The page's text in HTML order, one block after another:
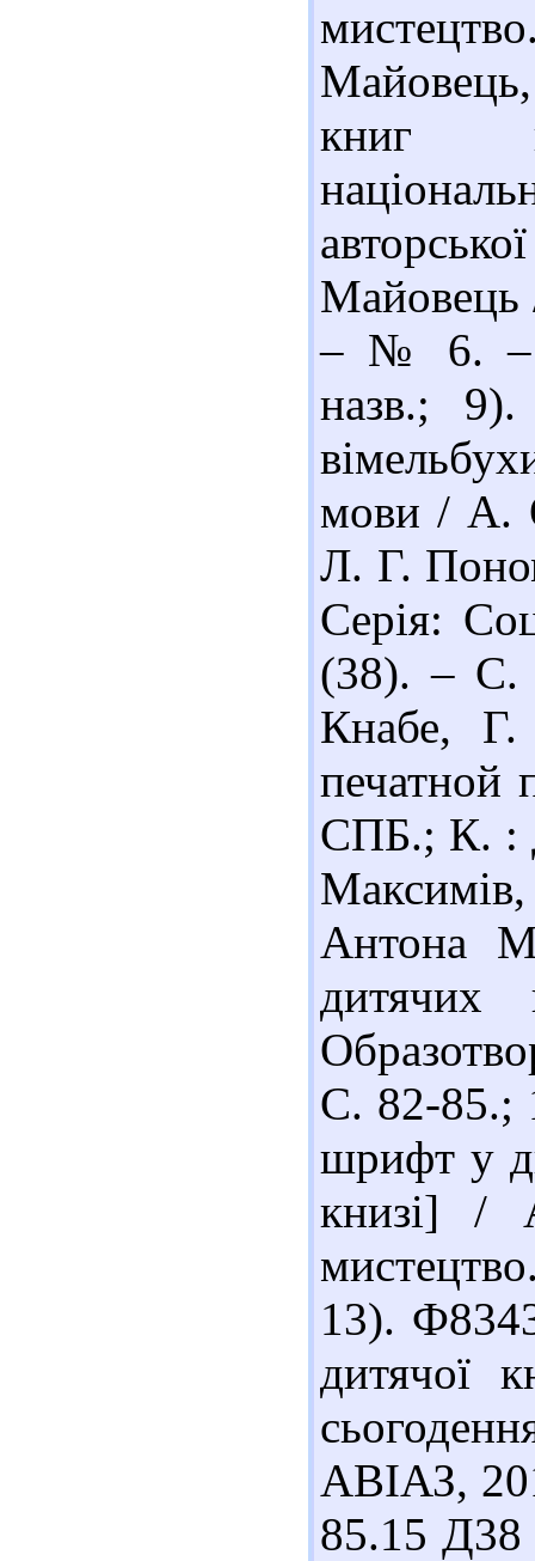
книг
Майовець
– № 6. –
назв.;
мови / А.
Л. Г.
Серія:
(38). – С.
Кнабе, Г.
СПБ.; К. :
Антона
С. 82-85.;
шрифт у
книзі] /
13).
дитячої
АВІАЗ,
85.15 Д38